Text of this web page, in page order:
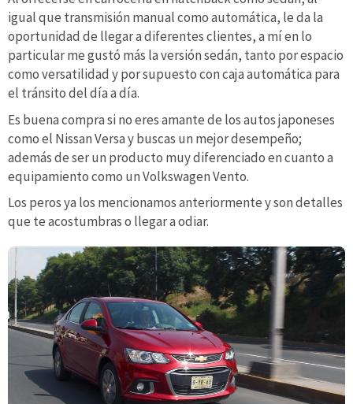
igual que transmisión manual como automática, le da la
oportunidad de llegar a diferentes clientes, a mí en lo
particular me gustó más la versión sedán, tanto por espacio
como versatilidad y por supuesto con caja automática para
el tránsito del día a día.
Es buena compra si no eres amante de los autos japoneses
como el Nissan Versa y buscas un mejor desempeño;
además de ser un producto muy diferenciado en cuanto a
equipamiento como un Volkswagen Vento.
Los peros ya los mencionamos anteriormente y son detalles
que te acostumbras o llegar a odiar.